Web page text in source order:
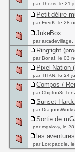
par Thezis, le 21
Petit délire
par FredK, le 28
JukeBox
par arcadevillage,
Ringfight
par Bonaf, le 03
Pixel Nation
par TITAN, le 24
Compos /
par Chiptun3r
Sunset
par
Sortie de
par mgalaxy, le
les
par Lordpaddle,